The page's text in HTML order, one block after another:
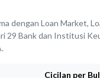
dengan Loan Market,
29 Bank dan Institusi
Cicilan per